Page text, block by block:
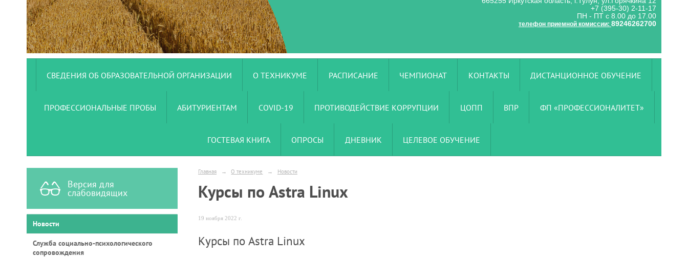
+7 (395-30) 2-11-17
ПН - ПТ с 8.00 до 17.00
телефон приемной комиссии: 89246262700
СВЕДЕНИЯ ОБ ОБРАЗОВАТЕЛЬНОЙ ОРГАНИЗАЦИИ О ТЕХНИКУМЕ РАСПИСАНИЕ ЧЕМПИОНАТ КОНТАКТЫ ДИСТАНЦИОННОЕ ОБУЧЕНИЕ
ПРОФЕССИОНАЛЬНЫЕ ПРОБЫ АБИТУРИЕНТАМ COVID-19 ПРОТИВОДЕЙСТВИЕ КОРРУПЦИИ ЦОПП ВПР ФП «ПРОФЕССИОНАЛИТЕТ»
ГОСТЕВАЯ КНИГА ОПРОСЫ ДНЕВНИК ЦЕЛЕВОЕ ОБУЧЕНИЕ
Версия для
слабовидящих
Новости
Служба социально-психологического
сопровождения
Главная → О техникуме → Новости
Курсы по Astra Linux
19 ноября 2022 г.
Курсы по Astra Linux